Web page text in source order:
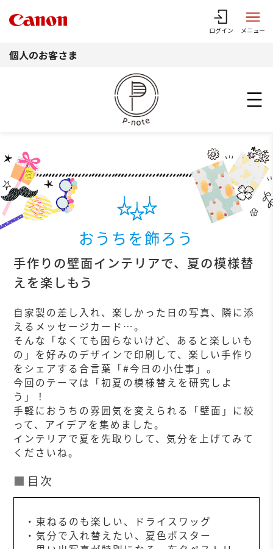
ログイン メニュー
個人のお客さま
おうちを飾ろう
手作りの壁面インテリアで、夏の模様替
えを楽しもう
自家製の差し入れ、楽しかった日の写真、隣に添
えるメッセージカード…。
そんな「なくても困らないけど、あると楽しいも
の」を好みのデザインで印刷して、楽しい手作り
をシェアする合言葉「#今日の小仕事」。
今回のテーマは「初夏の模様替えを研究しよ
う」！
手軽におうちの雰囲気を変えられる「壁面」に絞
って、アイデアを集めました。
インテリアで夏を先取りして、気分を上げてみて
くださいね。
目次
・束ねるのも楽しい、ドライスワッグ
・気分で入れ替えたい、夏色ポスター